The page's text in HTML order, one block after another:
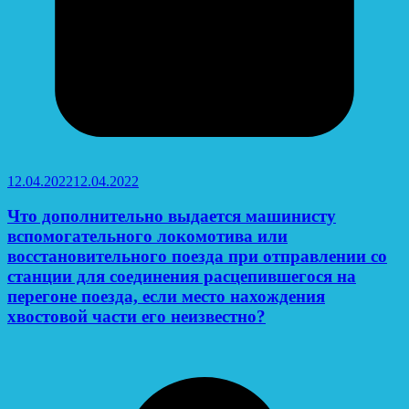
12.04.202212.04.2022
Что дополнительно выдается машинисту
вспомогательного локомотива или
восстановительного поезда при отправлении со
станции для соединения расцепившегося на
перегоне поезда, если место нахождения
хвостовой части его неизвестно?